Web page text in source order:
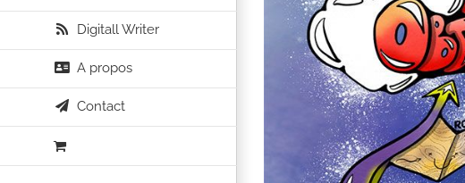
Digitall Writer
A propos
Contact